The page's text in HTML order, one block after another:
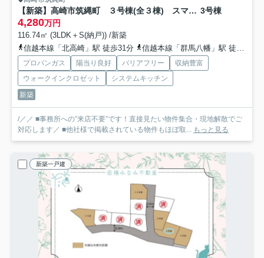
【新築】高崎市筑縄町 ３号棟(全３棟) スマートワンシティ 新築建売分譲 3号棟
4,280万円
116.74㎡ (3LDK＋S(納戸)) /新築
信越本線「北高崎」駅 徒歩31分
信越本線「群馬八幡」駅 徒歩43分
プロパンガス 陽当り良好 バリアフリー
収納豊富
ウォークインクロゼット
システムキッチン
新築
/／／ ■事務所への”来店不要”です！直接見たい物件集合・現地解散でご
対応します／ ■他社様で掲載されている物件もほぼ取... もっと見る
新築一戸建